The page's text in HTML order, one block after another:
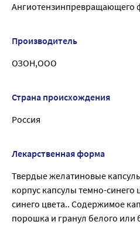
Ангиотензинпревращающего
Производитель
ОЗОН,ООО
Страна происхождения
Россия
Лекарственная форма
Твердые желатиновые
корпус капсулы темно-
синего цвета.. Содержимое
порошка и гранул белого или